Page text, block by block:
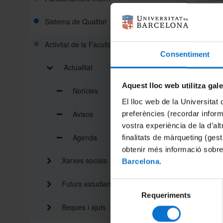
Consentiment
Aquest lloc web utilitza
El lloc web de la Universitat
preferències (recordar
vostra experiència de la
finalitats de màrqueting
obtenir més informació
Barcelona.
Selecció
consentiment
Requeriments
Sistema de Qualitat
Activitat de la Facultat
Actualitat
Notícies
Avisos
Agenda
Xarxes socials
Futurs estudiants
Beques i ajuts
poesia
Salut
El
un acte
Podeu